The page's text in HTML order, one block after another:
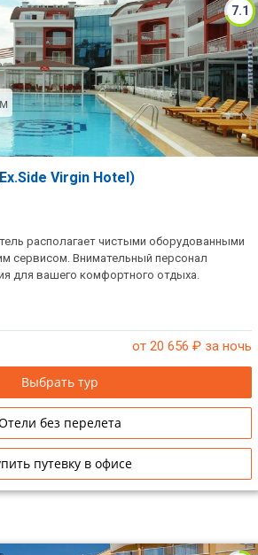
7.1
Virgin Hotel)
располагает чистыми оборудованными
сервисом. Внимательный персонал
для вашего комфортного отдыха.
от 20 656 ₽ за ночь
Выбрать тур
без перелета
путевку в офисе